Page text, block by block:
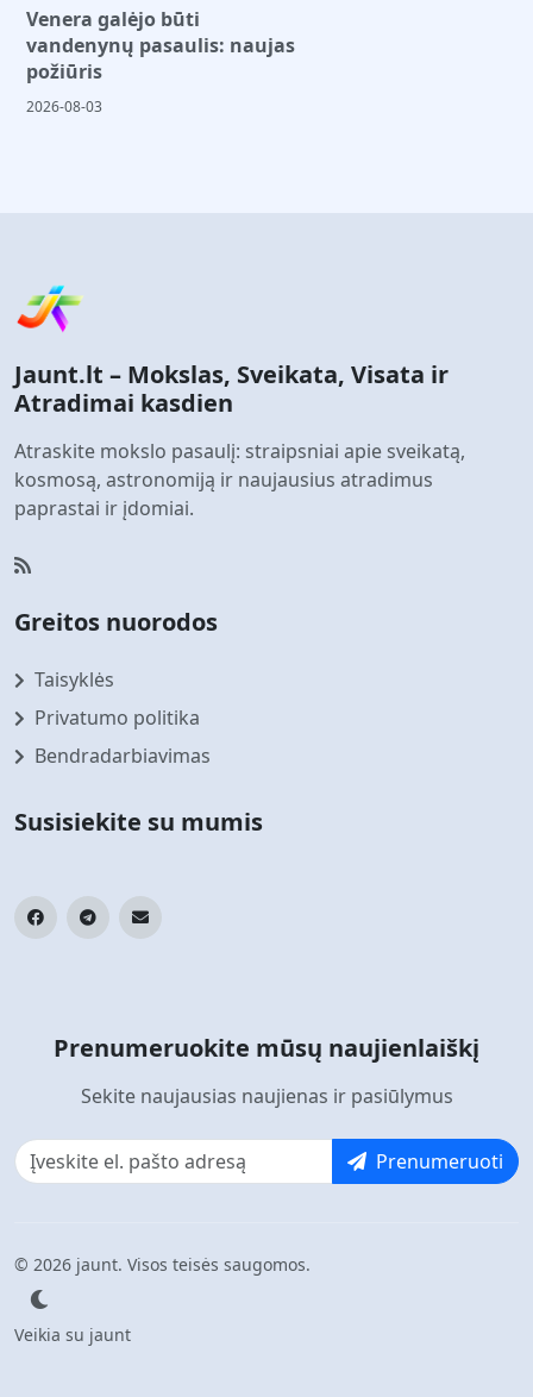
Venera galėjo būti
vandenynų pasaulis: naujas
požiūris
2026-08-03
Jaunt.lt – Mokslas, Sveikata, Visata ir
Atradimai kasdien
Atraskite mokslo pasaulį: straipsniai apie sveikatą,
kosmosą, astronomiją ir naujausius atradimus
paprastai ir įdomiai.
Greitos nuorodos
Taisyklės
Privatumo politika
Bendradarbiavimas
Susisiekite su mumis
Prenumeruokite mūsų naujienlaiškį
Sekite naujausias naujienas ir pasiūlymus
Prenumeruoti
© 2026 jaunt. Visos teisės saugomos.
Veikia su jaunt